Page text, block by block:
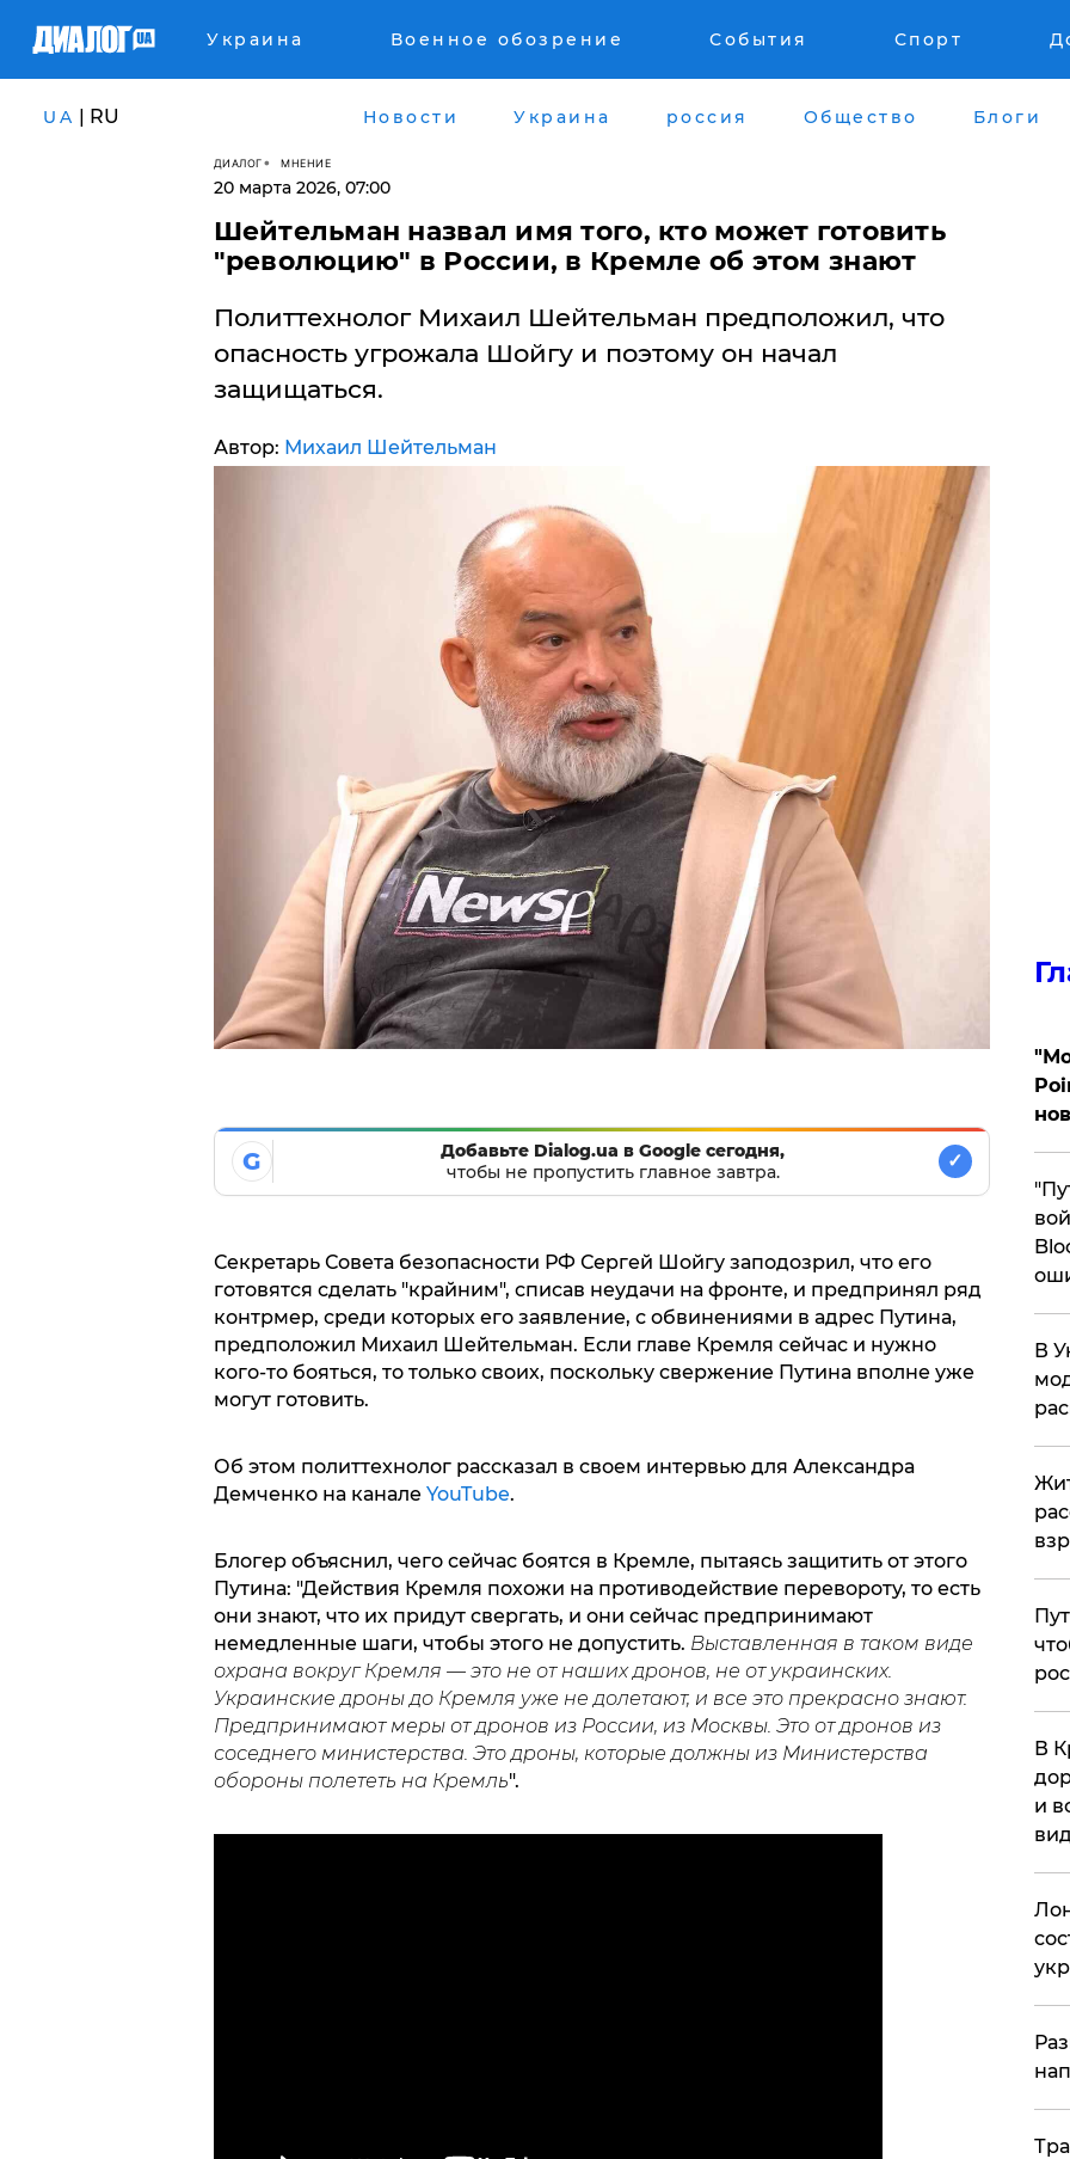
Украина Военное обозрение События Спорт
UA | RU Новости Украина россия Общество Блоги
ДИАЛОГ МНЕНИЕ
20 марта 2026, 07:00
Шейтельман назвал имя того, кто может готовить
"революцию" в России, в Кремле об этом знают
Политтехнолог Михаил Шейтельман предположил, что
опасность угрожала Шойгу и поэтому он начал
защищаться.
Автор: Михаил Шейтельман
G
Добавьте Dialog.ua в Google сегодня,
чтобы не пропустить главное завтра.
✓
Секретарь Совета безопасности РФ Сергей Шойгу заподозрил, что его
готовятся сделать "крайним", списав неудачи на фронте, и предпринял ряд
контрмер, среди которых его заявление, с обвинениями в адрес Путина,
предположил Михаил Шейтельман. Если главе Кремля сейчас и нужно
кого-то бояться, то только своих, поскольку свержение Путина вполне уже
могут готовить.
Об этом политтехнолог рассказал в своем интервью для Александра
Демченко на канале YouTube.
Блогер объяснил, чего сейчас боятся в Кремле, пытаясь защитить от этого
Путина: "Действия Кремля похожи на противодействие перевороту, то есть
они знают, что их придут свергать, и они сейчас предпринимают
немедленные шаги, чтобы этого не допустить. Выставленная в таком виде
охрана вокруг Кремля — это не от наших дронов, не от украинских.
Украинские дроны до Кремля уже не долетают, и все это прекрасно знают.
Предпринимают меры от дронов из России, из Москвы. Это от дронов из
соседнего министерства. Это дроны, которые должны из Министерства
обороны полететь на Кремль".
В
В
и